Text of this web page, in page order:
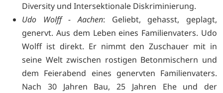
Diversity und Intersektionale Diskriminierung.
Udo Wolff - Aachen: Geliebt, gehasst, geplagt,
genervt. Aus dem Leben eines Familienvaters. Udo
Wolff ist direkt. Er nimmt den Zuschauer mit in
seine Welt zwischen rostigen Betonmischern und
dem Feierabend eines genervten Familienvaters.
Nach 30 Jahren Bau, 25 Jahren Ehe und der